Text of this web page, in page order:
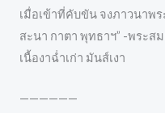
เมื่อเข้าที่คับขัน จงภาวนาพ
สะนา กาตา พุทธาฯ” -พระส
เนื้องาฉ่ำเก่า มันส์เงา
——————